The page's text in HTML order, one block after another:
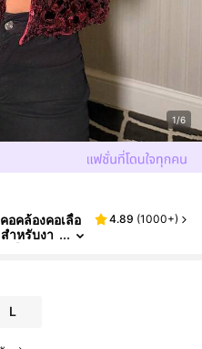
1/6
อคล้องคอเลื่อ
ำหรับงา
ริสต์มาส, เสื้อ
4.89 (1000+)
L